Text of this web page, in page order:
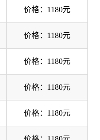
价格：1180元
价格：1180元
价格：1180元
价格：1180元
价格：1180元